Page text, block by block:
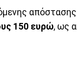
απόστασης
150 ευρώ, ως